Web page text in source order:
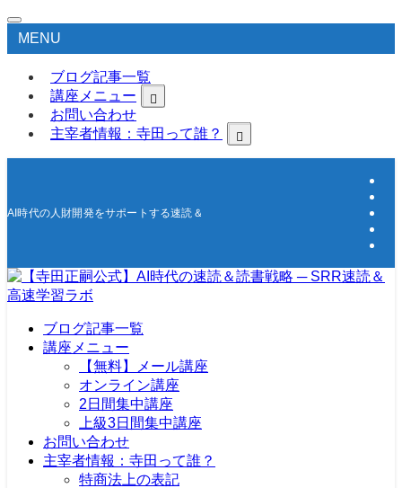
MENU
ブログ記事一覧
講座メニュー
お問い合わせ
主宰者情報：寺田って誰？
AI時代の人財開発をサポートする速読＆高速学習の研究所
ブログ記事一覧
講座メニュー
【無料】メール講座
オンライン講座
2日間集中講座
上級3日間集中講座
お問い合わせ
主宰者情報：寺田って誰？
特商法上の表記